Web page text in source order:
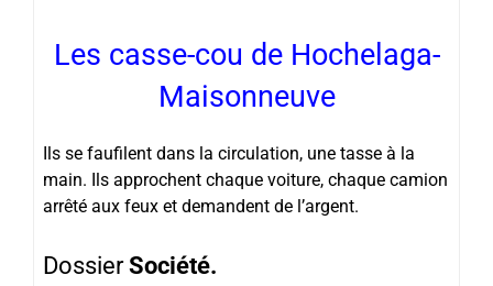
Les casse-cou de Hochelaga-
Maisonneuve
Ils se faufilent dans la circulation, une tasse à la
main. Ils approchent chaque voiture, chaque camion
arrêté aux feux et demandent de l’argent.
DossierSociété.